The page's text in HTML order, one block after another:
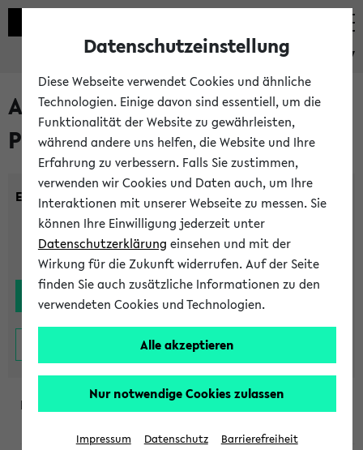
eKVV
Alle noch stattfindenden
Prüfungen
Einrichtung:
Datenschutzeinstellung
Diese Webseite verwendet Cookies und ähnliche
Technologien. Einige davon sind essentiell, um die
Funktionalität der Website zu gewährleisten,
während andere uns helfen, die Website und Ihre
Erfahrung zu verbessern. Falls Sie zustimmen,
verwenden wir Cookies und Daten auch, um Ihre
Interaktionen mit unserer Webseite zu messen. Sie
können Ihre Einwilligung jederzeit unter
Datenschutzerklärung einsehen und mit der
Wirkung für die Zukunft widerrufen. Auf der Seite
finden Sie auch zusätzliche Informationen zu den
verwendeten Cookies und Technologien.
Alle akzeptieren
Nur notwendige Cookies zulassen
Impressum Datenschutz Barrierefreiheit